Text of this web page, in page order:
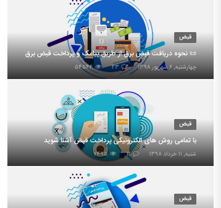
قبض
📜 نحوه دریافت قبض برق از طریق پیامک و پرداخت قبض برق
چهارشنبه, ۶ شهریور ۱۳۹۸ ۲۳ ۵۴۵۴۴
قبض
با تمامی روش های الکترونیکی پرداخت قبض آشنا شوید
شنبه, ۱۱ خرداد ۱۳۹۸ ۳ ۷۴۹۵
قبض